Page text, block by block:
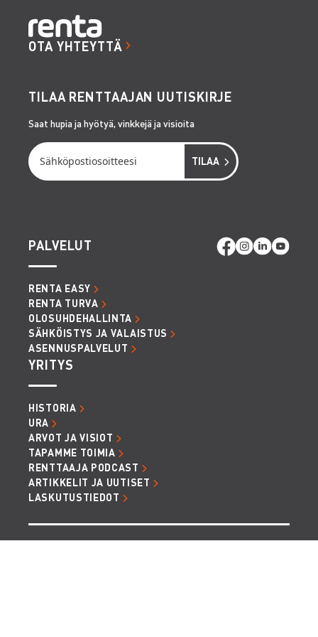
OTA YHTEYTTÄ
TILAA RENTTAAJAN UUTISKIRJE
Saat hupia ja hyötyä, vinkkejä ja visioita
PALVELUT
RENTA EASY
RENTA TURVA
OLOSUHDEHALLINTA
SÄHKÖISTYS JA VALAISTUS
ASENNUSPALVELUT
YRITYS
HISTORIA
URA
ARVOT JA VISIOT
TAPAMME TOIMIA
RENTTAAJA PODCAST
ARTIKKELIT JA UUTISET
LASKUTUSTIEDOT